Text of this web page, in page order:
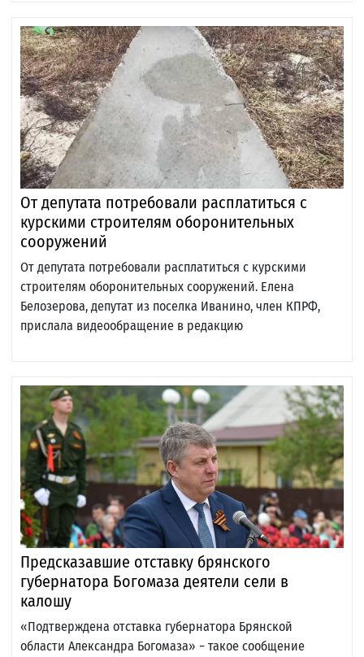
От депутата потребовали расплатиться с
курскими строителям оборонительных
сооружений
От депутата потребовали расплатиться с курскими
строителям оборонительных сооружений. Елена
Белозерова, депутат из поселка Иванино, член КПРФ,
прислала видеообращение в редакцию
Предсказавшие отставку брянского
губернатора Богомаза деятели сели в
калошу
«Подтверждена отставка губернатора Брянской
области Александра Богомаза» − такое сообщение